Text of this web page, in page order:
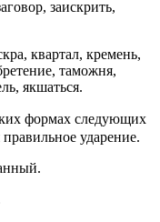
заискрить,
квартал, кремень,
таможня,
якшаться.
формах следующих
ударение.